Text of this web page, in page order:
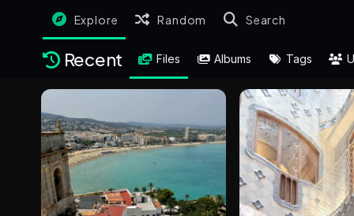
Explore Random Search
Recent Files Albums Tags